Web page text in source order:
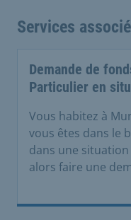
Services
Demande de
Particulier en
Vous habitez à
vous êtes dans le
dans une
alors faire une